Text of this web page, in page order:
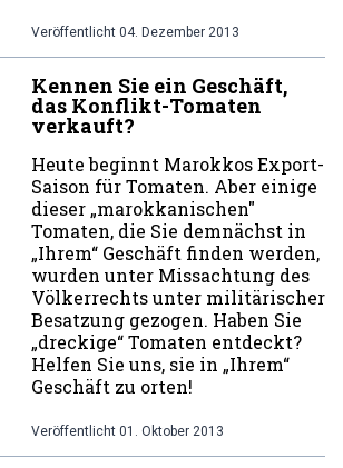
Veröffentlicht 04. Dezember 2013
Kennen Sie ein Geschäft,
das Konflikt-Tomaten
verkauft?
Heute beginnt Marokkos Export-
Saison für Tomaten. Aber einige
dieser „marokkanischen"
Tomaten, die Sie demnächst in
„Ihrem“ Geschäft finden werden,
wurden unter Missachtung des
Völkerrechts unter militärischer
Besatzung gezogen. Haben Sie
„dreckige“ Tomaten entdeckt?
Helfen Sie uns, sie in „Ihrem“
Geschäft zu orten!
Veröffentlicht 01. Oktober 2013